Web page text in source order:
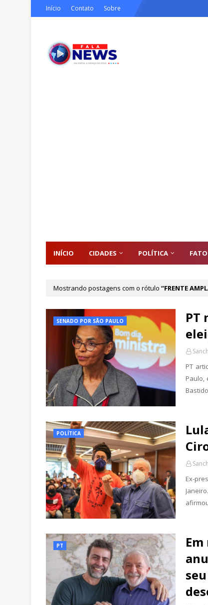
Início Contato Sobre
INÍCIO CIDADES POLÍTICA
Mostrando postagens com o rótulo FRENTE
SENADO POR SÃO PAULO
PT
PT
Paulo,
POLÍTICA
Ex-
PT